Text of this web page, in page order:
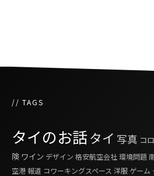
// TAGS
タイのお話タイ 写真 コ
険 ワイン デザイン 格安航空会社環境問題
空港報道 コワーキングスペース 洋服 ゲーム